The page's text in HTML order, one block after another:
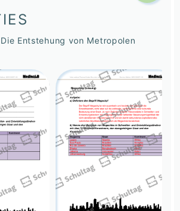
Entstehung von Metropolen